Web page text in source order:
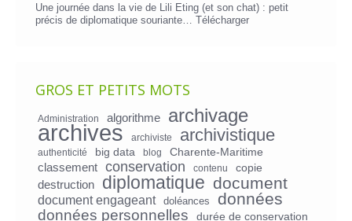
Une journée dans la vie de Lili Eting (et son chat) : petit
précis de diplomatique souriante… Télécharger
GROS ET PETITS MOTS
Administration algorithme archivage
archives archiviste archivistique
authenticité big data blog
Charente-Maritime
classement
conservation contenu
copie
destruction
diplomatique document
document engageant doléances données
données personnelles durée de conservation